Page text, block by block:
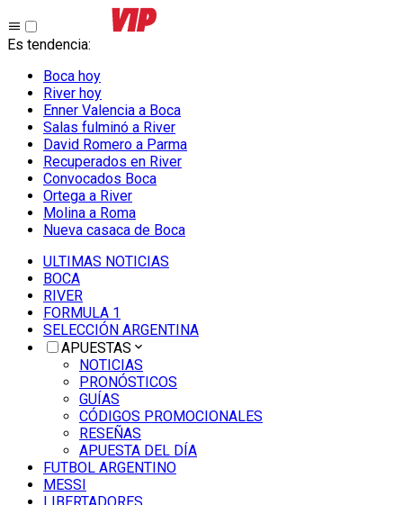
Es tendencia:
Boca hoy
River hoy
Enner Valencia a Boca
Salas fulminó a River
David Romero a Parma
Recuperados en River
Convocados Boca
Ortega a River
Molina a Roma
Nueva casaca de Boca
ULTIMAS NOTICIAS
BOCA
RIVER
FORMULA 1
SELECCIÓN ARGENTINA
APUESTAS
NOTICIAS
PRONÓSTICOS
GUÍAS
CÓDIGOS PROMOCIONALES
RESEÑAS
APUESTA DEL DÍA
FUTBOL ARGENTINO
MESSI